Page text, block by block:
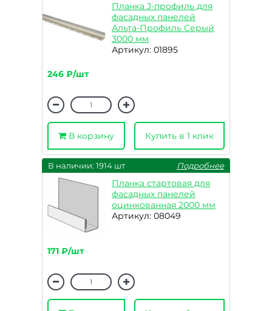
Планка J-профиль для
фасадных панелей
Альта-Профиль Серый
3000 мм
Артикул: 01895
246 ₽/шт
В корзину Купить в 1 клик
В наличии: 1914 шт Подробнее
Планка стартовая для
фасадных панелей
оцинкованная 2000 мм
Артикул: 08049
171 ₽/шт